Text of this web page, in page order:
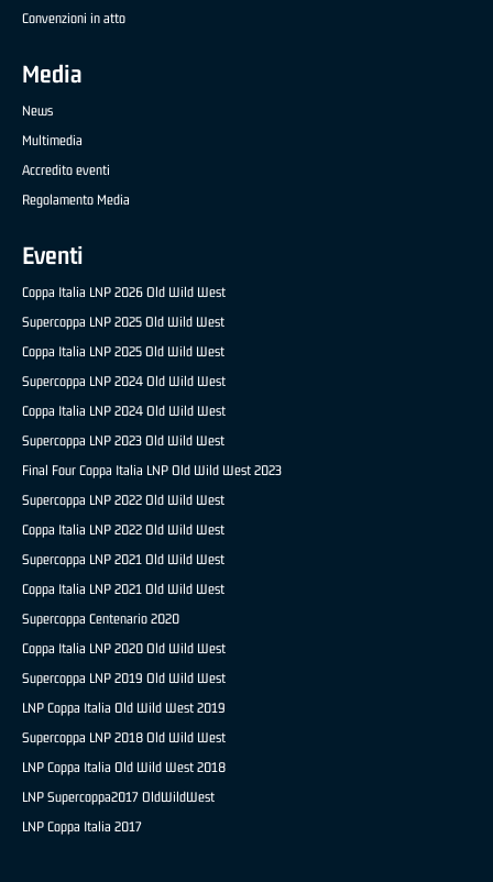
Convenzioni in atto
Media
News
Multimedia
Accredito eventi
Regolamento Media
Eventi
Coppa Italia LNP 2026 Old Wild West
Supercoppa LNP 2025 Old Wild West
Coppa Italia LNP 2025 Old Wild West
Supercoppa LNP 2024 Old Wild West
Coppa Italia LNP 2024 Old Wild West
Supercoppa LNP 2023 Old Wild West
Final Four Coppa Italia LNP Old Wild West 2023
Supercoppa LNP 2022 Old Wild West
Coppa Italia LNP 2022 Old Wild West
Supercoppa LNP 2021 Old Wild West
Coppa Italia LNP 2021 Old Wild West
Supercoppa Centenario 2020
Coppa Italia LNP 2020 Old Wild West
Supercoppa LNP 2019 Old Wild West
LNP Coppa Italia Old Wild West 2019
Supercoppa LNP 2018 Old Wild West
LNP Coppa Italia Old Wild West 2018
LNP Supercoppa2017 OldWildWest
LNP Coppa Italia 2017